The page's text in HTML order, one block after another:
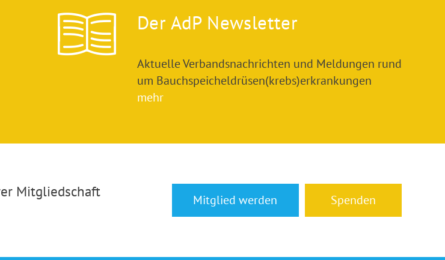
Der AdP Newsletter
Aktuelle Verbandsnachrichten und Meldungen rund
um Bauchspeicheldrüsen(krebs)erkrankungen
mehr
Mitgliedschaft
Mitglied werden Spenden